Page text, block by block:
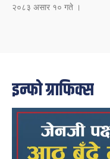
२०८३ असार १० गते ।
इन्फो ग्राफिक्स